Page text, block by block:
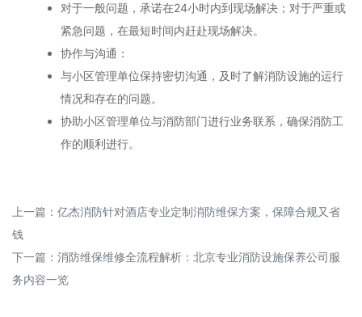
对于一般问题，承诺在24小时内到现场解决；对于严重或
紧急问题，在最短时间内赶赴现场解决。
协作与沟通：
与小区管理单位保持密切沟通，及时了解消防设施的运行
情况和存在的问题。
协助小区管理单位与消防部门进行业务联系，确保消防工
作的顺利进行。
上一篇： 亿杰消防针对酒店专业定制消防维保方案，保障合规又省
钱
下一篇： 消防维保维修全流程解析：北京专业消防设施保养公司服
务内容一览